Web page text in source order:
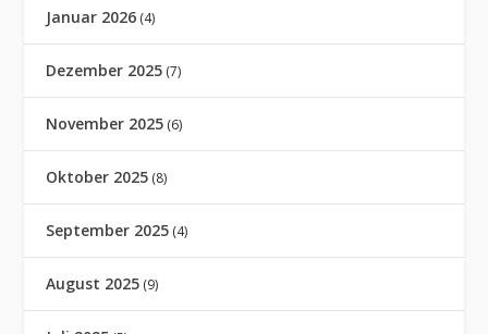
Januar 2026 (4)
Dezember 2025 (7)
November 2025 (6)
Oktober 2025 (8)
September 2025 (4)
August 2025 (9)